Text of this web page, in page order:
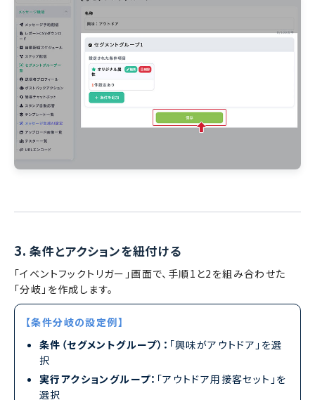
3. 条件とアクションを紐付ける
「イベントフックトリガー」画面で、手順1と2を組み合わせた
「分岐」を作成します。
【条件分岐の設定例】
条件（セグメントグループ）： 「興味がアウトドア」を選
択
実行アクショングループ： 「アウトドア用接客セット」を
選択